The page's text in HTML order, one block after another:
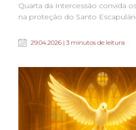
Quarta da Intercessão convida
na proteção do Santo
29.04.2026 | 3 minutos de leitura